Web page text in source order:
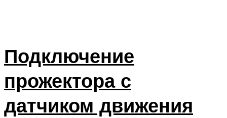
Подключение
прожектора с
датчиком движения